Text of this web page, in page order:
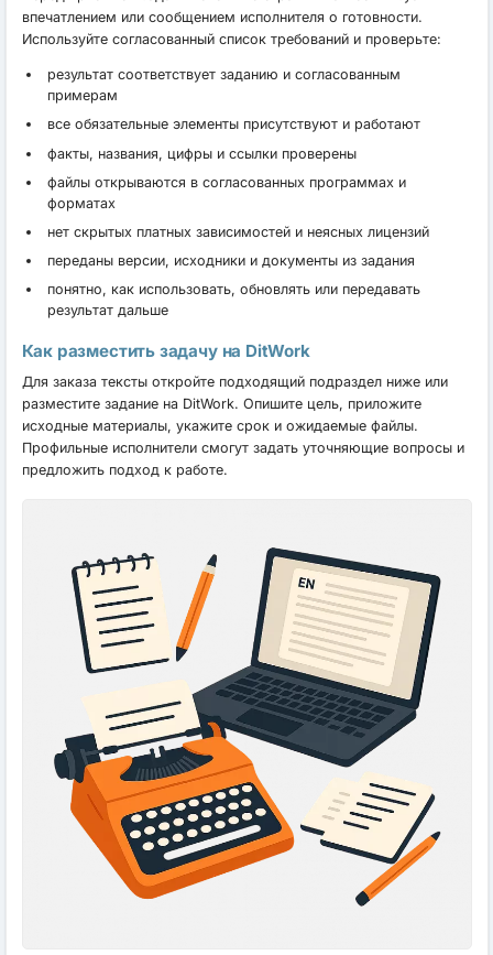
впечатлением или сообщением исполнителя о готовности.
Используйте согласованный список требований и проверьте:
результат соответствует заданию и согласованным
примерам
все обязательные элементы присутствуют и работают
факты, названия, цифры и ссылки проверены
файлы открываются в согласованных программах и
форматах
нет скрытых платных зависимостей и неясных лицензий
переданы версии, исходники и документы из задания
понятно, как использовать, обновлять или передавать
результат дальше
Как разместить задачу на DitWork
Для заказа тексты откройте подходящий подраздел ниже или
разместите задание на DitWork. Опишите цель, приложите
исходные материалы, укажите срок и ожидаемые файлы.
Профильные исполнители смогут задать уточняющие вопросы и
предложить подход к работе.